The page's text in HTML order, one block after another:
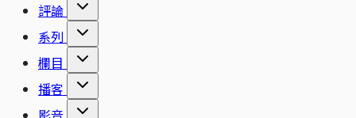
評論
系列
欄目
播客